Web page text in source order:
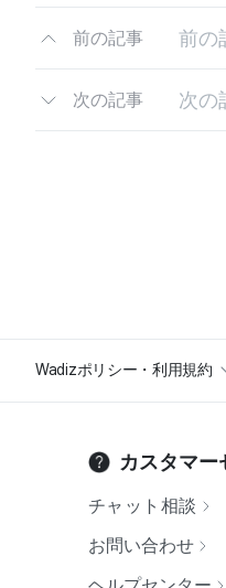
前の記事 前の
次の記事 次の
Wadizポリシー・利用規約
カスタマー
チャット相談
お問い合わせ